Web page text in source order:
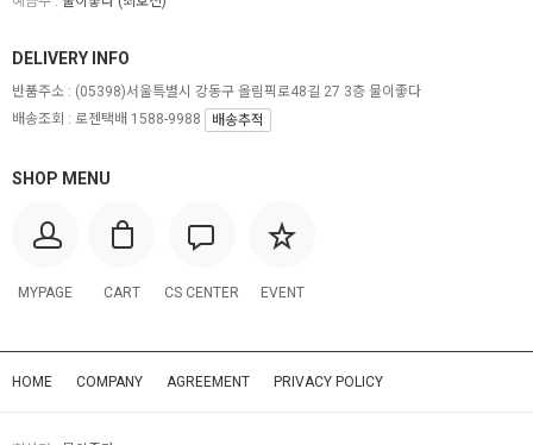
SHOP MENU
MYPAGE CART CS CENTER EVENT
DELIVERY INFO
반품주소 : (05398)서울특별시 강동구 올림픽로48길 27 3층 물이좋다
배송조회 : 로젠택배 1588-9988
배송추적
HOME COMPANY AGREEMENT PRIVACY POLICY